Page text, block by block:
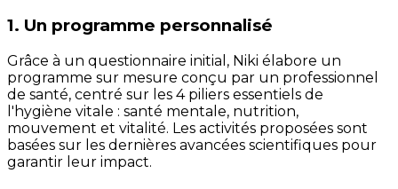
1. Un programme personnalisé
Grâce à un questionnaire initial, Niki élabore un
programme sur mesure conçu par un professionnel
de santé, centré sur les 4 piliers essentiels de
l'hygiène vitale : santé mentale, nutrition,
mouvement et vitalité. Les activités proposées sont
basées sur les dernières avancées scientifiques pour
garantir leur impact.